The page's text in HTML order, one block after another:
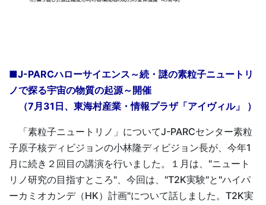
■J-PARCハローサイエンス～続・謎の素粒子ニュートリ
ノで探る宇宙の物質の起源～開催
（7月31日、東海村産業・情報プラザ「アイヴィル」 ）
「素粒子ニュートリノ」についてJ-PARCセンター素粒
子原子核ディビジョンの小林隆ディビジョン長が、今年1
月に続き２回目の講演を行いました。１月は、"ニュート
リノ研究の目指すところ"、今回は、"T2K実験"と"ハイパ
ーカミオカンデ（HK）計画"について話しました。T2K実